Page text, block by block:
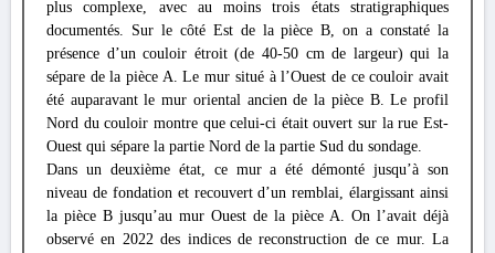
plus complexe, avec au moins trois états stratigraphiques
documentés. Sur le côté Est de la pièce B, on a constaté la
présence d’un couloir étroit (de 40-50 cm de largeur) qui la
sépare de la pièce A. Le mur situé à l’Ouest de ce couloir avait
été auparavant le mur oriental ancien de la pièce B. Le profil
Nord du couloir montre que celui-ci était ouvert sur la rue Est-
Ouest qui sépare la partie Nord de la partie Sud du sondage.
Dans un deuxième état, ce mur a été démonté jusqu’à son
niveau de fondation et recouvert d’un remblai, élargissant ainsi
la pièce B jusqu’au mur Ouest de la pièce A. On l’avait déjà
observé en 2022 des indices de reconstruction de ce mur. La